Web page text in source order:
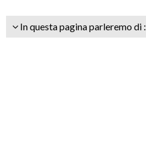
In questa pagina parleremo di :